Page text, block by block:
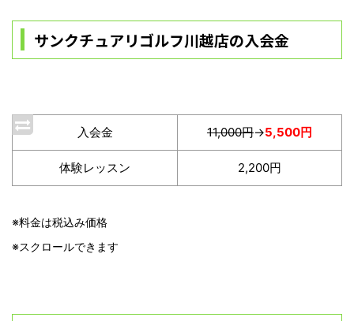
サンクチュアリゴルフ川越店の入会金
入会金 11,000円→5,500円
体験レッスン 2,200円
※料金は税込み価格
※スクロールできます